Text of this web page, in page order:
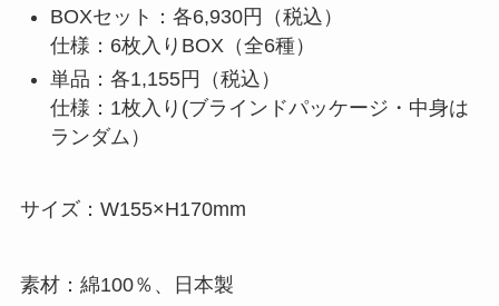
BOXセット：各6,930円（税込）
仕様：6枚入りBOX（全6種）
単品：各1,155円（税込）
仕様：1枚入り(ブラインドパッケージ・中身は
ランダム）
サイズ：W155×H170mm
素材：綿100％、日本製